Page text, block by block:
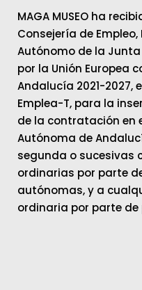
MAGA MUSEO ha
Consejería de
Autónomo de la
por la Unión Europea
Andalucía 2021-2027,
Emplea-T, para la
de la contratación en
Autónoma de
segunda o sucesivas
ordinarias por parte
autónomas, y a
ordinaria por parte de